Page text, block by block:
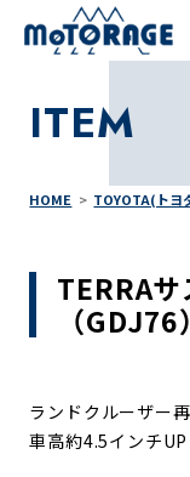
ITEM
HOME TOYOTA(トヨ
TERRA
（
ランドクルーザー
車高約4.5インチUP